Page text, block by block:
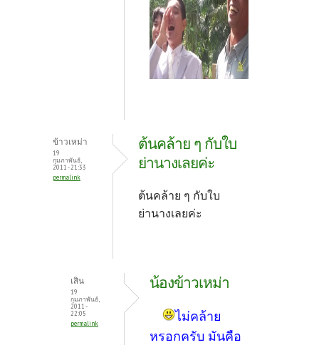
ข้าวเหม่า
19
กุมภาพันธ์,
2011 - 21:33
permalink
ต้นคล้าย ๆ กับใบ
ย่านางเลยค่ะ
ต้นคล้าย ๆ กับใบ
ย่านางเลยค่ะ
เสิน
19
กุมภาพันธ์,
2011 -
22:05
permalink
น้องข้าวเหม่า
ไม่คล้าย
หรอกครับ มันคือ